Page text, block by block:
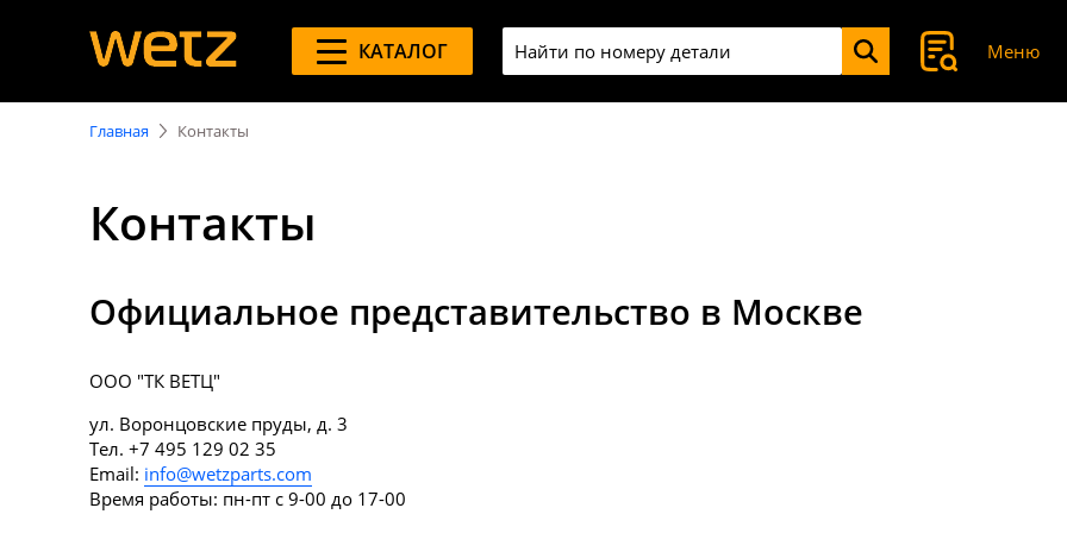
КАТАЛОГ Меню
Главная Контакты
Контакты
Официальное представительство в Москве
ООО "ТК ВЕТЦ"
ул. Воронцовские пруды, д. 3
Тел. +7 495 129 02 35
Email: info@wetzparts.com
Время работы: пн-пт с 9-00 до 17-00